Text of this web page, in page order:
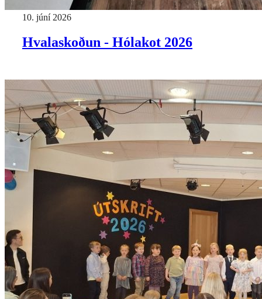
10. júní 2026
Hvalaskoðun - Hólakot 2026